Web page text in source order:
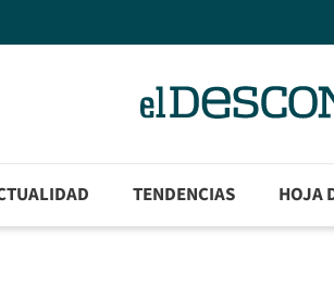
TENDENCIAS HOJA